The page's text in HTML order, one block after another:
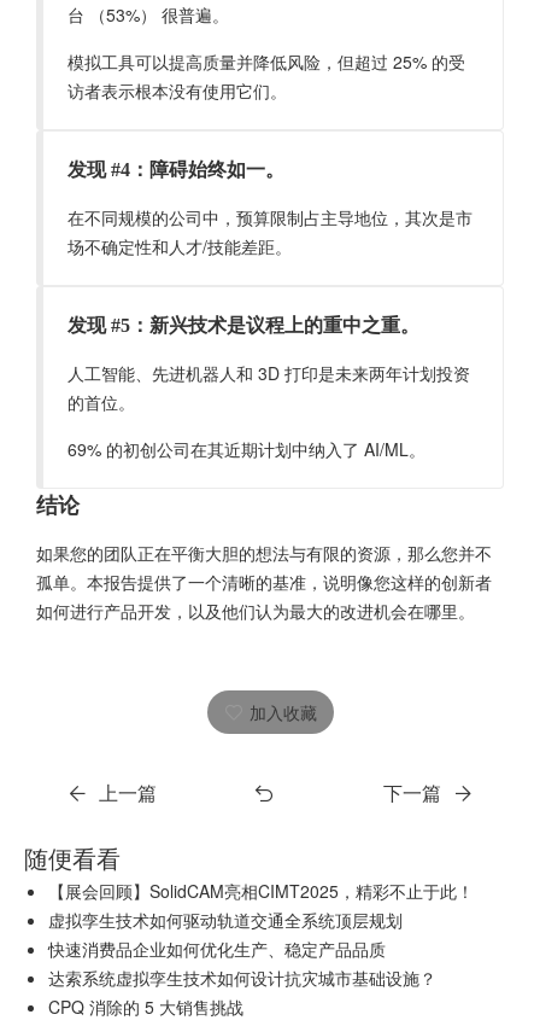
台 （53%） 很普遍。
模拟工具可以提高质量并降低风险，但超过 25% 的受
访者表示根本没有使用它们。
发现 #4：障碍始终如一。
在不同规模的公司中，预算限制占主导地位，其次是市
场不确定性和人才/技能差距。
发现 #5：新兴技术是议程上的重中之重。
人工智能、先进机器人和 3D 打印是未来两年计划投资
的首位。
69% 的初创公司在其近期计划中纳入了 AI/ML。
结论
如果您的团队正在平衡大胆的想法与有限的资源，那么您并不
孤单。本报告提供了一个清晰的基准，说明像您这样的创新者
如何进行产品开发，以及他们认为最大的改进机会在哪里。
加入收藏
上一篇 下一篇
随便看看
【展会回顾】SolidCAM亮相CIMT2025，精彩不止于此！
虚拟孪生技术如何驱动轨道交通全系统顶层规划
快速消费品企业如何优化生产、稳定产品品质
达索系统虚拟孪生技术如何设计抗灾城市基础设施？
CPQ 消除的 5 大销售挑战